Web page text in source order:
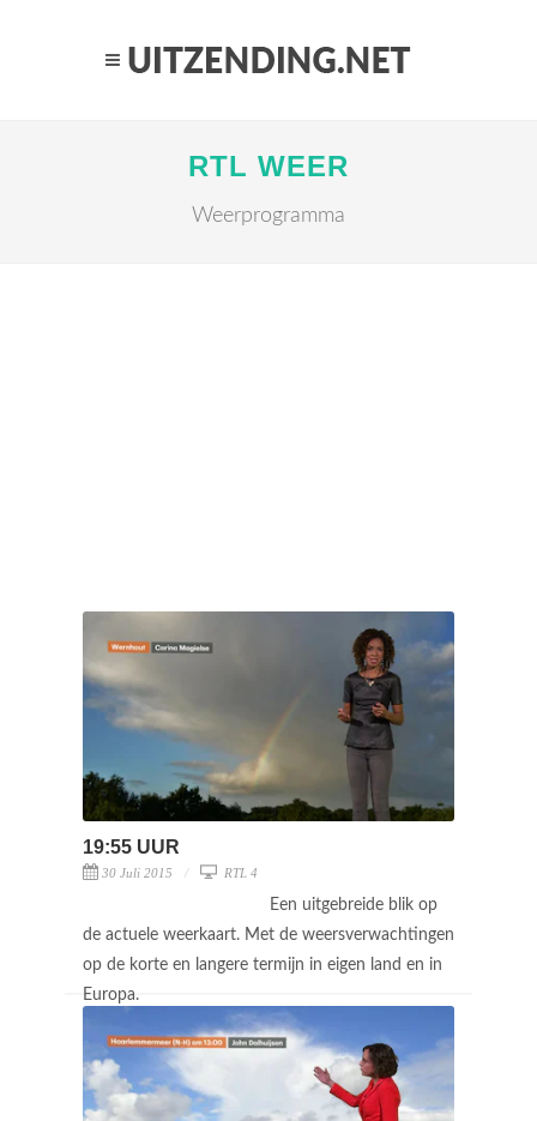
RTL WEER
Weerprogramma
19:55 UUR
30 Juli 2015 RTL 4
Een uitgebreide blik op
de actuele weerkaart. Met de weersverwachtingen
op de korte en langere termijn in eigen land en in
Europa.